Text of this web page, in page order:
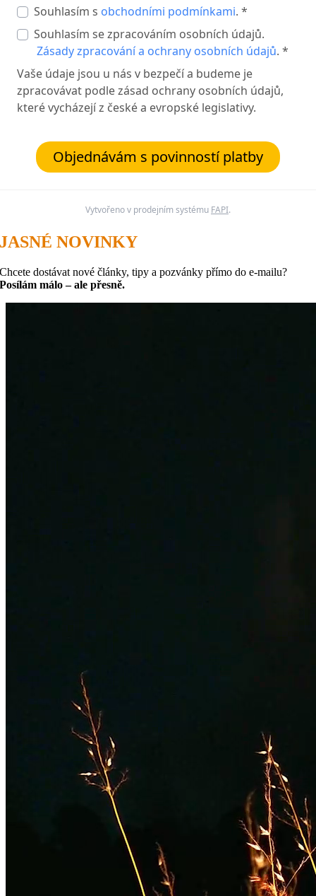
Souhlasím s obchodními podmínkami. *
Souhlasím se zpracováním osobních údajů.
Zásady zpracování a ochrany osobních údajů. *
Vaše údaje jsou u nás v bezpečí a budeme je
zpracovávat podle zásad ochrany osobních údajů,
které vycházejí z české a evropské legislativy.
Objednávám s povinností platby
Vytvořeno v prodejním systému FAPI.
JASNÉ NOVINKY
Chcete dostávat nové články, tipy a pozvánky přímo do e-mailu?
Posílám málo – ale přesně.